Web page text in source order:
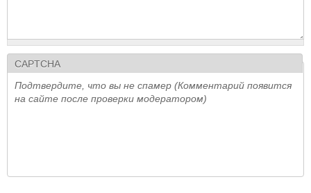
CAPTCHA
Подтвердите, что вы не спамер (Комментарий появится
на сайте после проверки модератором)